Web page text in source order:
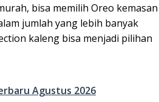
bisa memilih Oreo kemasan
jumlah yang lebih banyak
kaleng bisa menjadi pilihan
Agustus 2026